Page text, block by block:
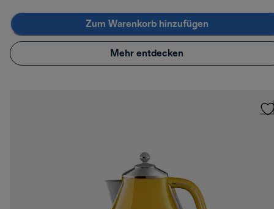
Zum Warenkorb hinzufügen
Mehr entdecken